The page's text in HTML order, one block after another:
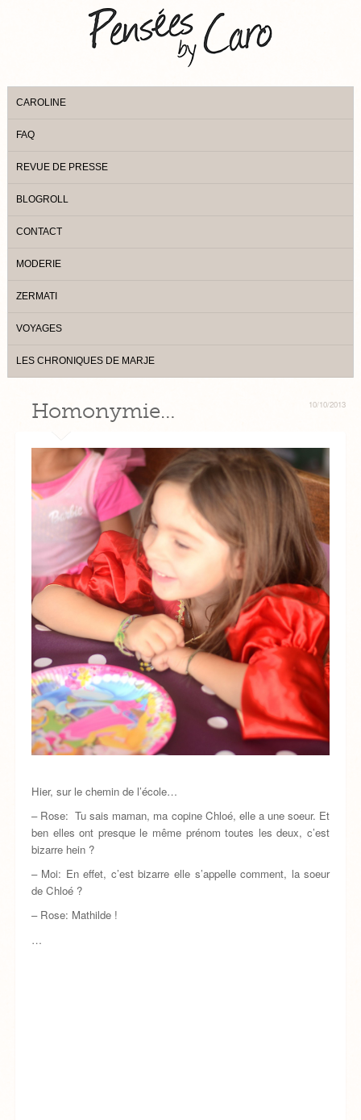
CAROLINE
FAQ
REVUE DE PRESSE
BLOGROLL
CONTACT
MODERIE
ZERMATI
VOYAGES
LES CHRONIQUES DE MARJE
10/10/2013
Homonymie…
Hier, sur le chemin de l’école…
– Rose: Tu sais maman, ma copine Chloé, elle a une soeur. Et
ben elles ont presque le même prénom toutes les deux, c’est
bizarre hein ?
– Moi: En effet, c’est bizarre elle s’appelle comment, la soeur
de Chloé ?
– Rose: Mathilde !
…